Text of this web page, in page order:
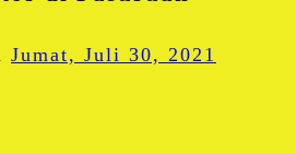
Jumat, Juli 30, 2021